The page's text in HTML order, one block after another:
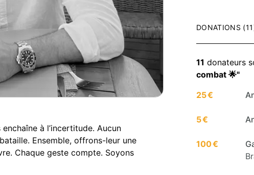
à l’incertitude. Aucun
Ensemble, offrons-leur une
Chaque geste compte. Soyons
DONATIONS
11 donateurs
combat 🌟"
25 €
5 €
100 €